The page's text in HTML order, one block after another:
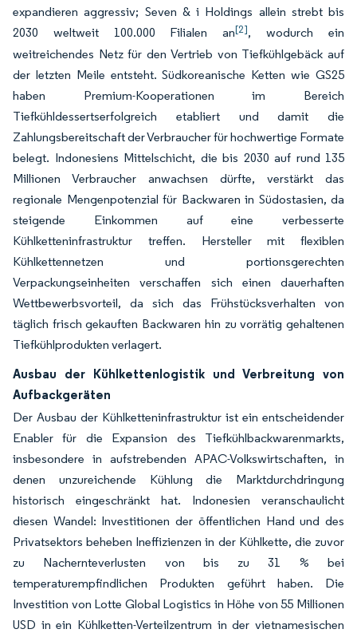
expandieren aggressiv; Seven & i Holdings allein strebt bis
2030 weltweit 100.000 Filialen an[2], wodurch ein
weitreichendes Netz für den Vertrieb von Tiefkühlgebäck auf
der letzten Meile entsteht. Südkoreanische Ketten wie GS25
haben Premium-Kooperationen im Bereich
Tiefkühldessertserfolgreich etabliert und damit die
Zahlungsbereitschaft der Verbraucher für hochwertige Formate
belegt. Indonesiens Mittelschicht, die bis 2030 auf rund 135
Millionen Verbraucher anwachsen dürfte, verstärkt das
regionale Mengenpotenzial für Backwaren in Südostasien, da
steigende Einkommen auf eine verbesserte
Kühlketteninfrastruktur treffen. Hersteller mit flexiblen
Kühlkettennetzen und portionsgerechten
Verpackungseinheiten verschaffen sich einen dauerhaften
Wettbewerbsvorteil, da sich das Frühstücksverhalten von
täglich frisch gekauften Backwaren hin zu vorrätig gehaltenen
Tiefkühlprodukten verlagert.
Ausbau der Kühlkettenlogistik und Verbreitung von
Aufbackgeräten
Der Ausbau der Kühlketteninfrastruktur ist ein entscheidender
Enabler für die Expansion des Tiefkühlbackwarenmarkts,
insbesondere in aufstrebenden APAC-Volkswirtschaften, in
denen unzureichende Kühlung die Marktdurchdringung
historisch eingeschränkt hat. Indonesien veranschaulicht
diesen Wandel: Investitionen der öffentlichen Hand und des
Privatsektors beheben Ineffizienzen in der Kühlkette, die zuvor
zu Nachernteverlusten von bis zu 31 % bei
temperaturempfindlichen Produkten geführt haben. Die
Investition von Lotte Global Logistics in Höhe von 55 Millionen
USD in ein Kühlketten-Verteilzentrum in der vietnamesischen